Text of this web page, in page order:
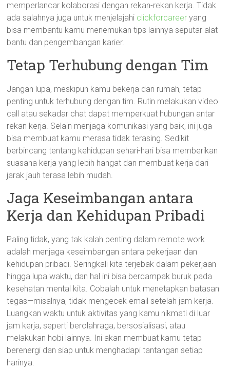
memperlancar kolaborasi dengan rekan-rekan kerja. Tidak
ada salahnya juga untuk menjelajahi clickforcareer yang
bisa membantu kamu menemukan tips lainnya seputar alat
bantu dan pengembangan karier.
Tetap Terhubung dengan Tim
Jangan lupa, meskipun kamu bekerja dari rumah, tetap
penting untuk terhubung dengan tim. Rutin melakukan video
call atau sekadar chat dapat memperkuat hubungan antar
rekan kerja. Selain menjaga komunikasi yang baik, ini juga
bisa membuat kamu merasa tidak terasing. Sedikit
berbincang tentang kehidupan sehari-hari bisa memberikan
suasana kerja yang lebih hangat dan membuat kerja dari
jarak jauh terasa lebih mudah.
Jaga Keseimbangan antara
Kerja dan Kehidupan Pribadi
Paling tidak, yang tak kalah penting dalam remote work
adalah menjaga keseimbangan antara pekerjaan dan
kehidupan pribadi. Seringkali kita terjebak dalam pekerjaan
hingga lupa waktu, dan hal ini bisa berdampak buruk pada
kesehatan mental kita. Cobalah untuk menetapkan batasan
tegas—misalnya, tidak mengecek email setelah jam kerja.
Luangkan waktu untuk aktivitas yang kamu nikmati di luar
jam kerja, seperti berolahraga, bersosialisasi, atau
melakukan hobi lainnya. Ini akan membuat kamu tetap
berenergi dan siap untuk menghadapi tantangan setiap
harinya.